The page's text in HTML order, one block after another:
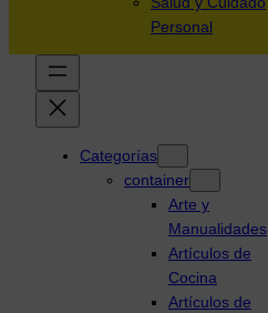
Personal
Categorías
container
Arte y
Manualidades
Artículos de
Cocina
Artículos de